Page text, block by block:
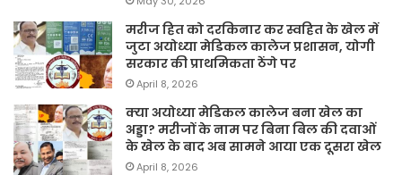
मरीज हित को दरकिनार कर स्वहित के खेल में
जुटा अयोध्या मेडिकल कालेज प्रशासन, योगी
सरकार की प्राथमिकता ठेंगे पर
April 8, 2026
क्या अयोध्या मेडिकल कालेज बना खेल का
अड्डा? मरीजों के नाम पर बिना बिल की दवाओं
के खेल के बाद अब सामने आया एक दूसरा खेल
April 8, 2026